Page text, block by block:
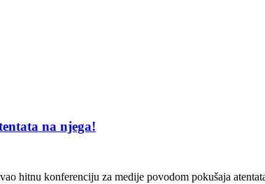
na njega!
hitnu konferenciju za medije povodom pokušaja